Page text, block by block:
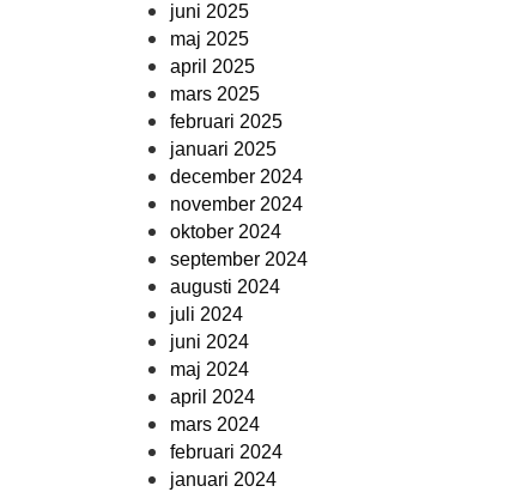
juni 2025
maj 2025
april 2025
mars 2025
februari 2025
januari 2025
december 2024
november 2024
oktober 2024
september 2024
augusti 2024
juli 2024
juni 2024
maj 2024
april 2024
mars 2024
februari 2024
januari 2024